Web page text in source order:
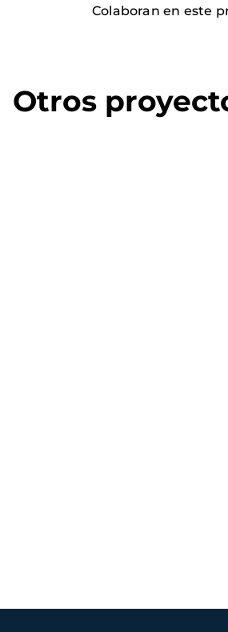
Colaboran en este
Otros